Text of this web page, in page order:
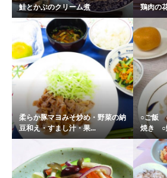
鮭とかぶのクリーム煮 鶏肉の
柔らか豚マヨみそ炒め・野菜の納
豆和え・すまし汁・果...
○ご飯
焼き ○